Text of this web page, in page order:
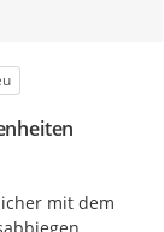
mit dem